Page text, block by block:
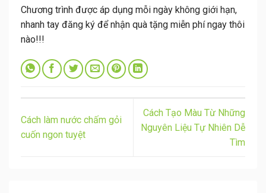
Chương trình được áp dụng mỗi ngày không giới hạn,
nhanh tay đăng ký để nhận quà tặng miễn phí ngay thôi
nào!!!
Cách làm nước chấm gỏi
cuốn ngon tuyệt
Cách Tạo Màu Từ Những
Nguyên Liệu Tự Nhiên Dễ
Tìm